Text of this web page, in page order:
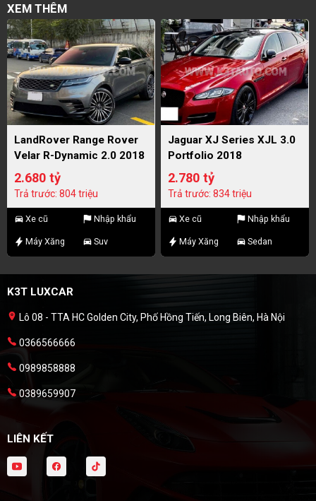
XEM THÊM
LandRover Range Rover
Velar R-Dynamic 2.0 2018
2.680 tỷ
Trả trước: 804 triệu
Xe cũ Nhập khẩu
Máy Xăng Suv
Jaguar XJ Series XJL 3.0
Portfolio 2018
2.780 tỷ
Trả trước: 834 triệu
Xe cũ Nhập khẩu
Máy Xăng Sedan
K3T LUXCAR
Lô 08 - TTA HC Golden City, Phố Hồng Tiến, Long Biên, Hà Nội
0366566666
0989858888
0389659907
LIÊN KẾT